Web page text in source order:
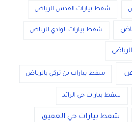
شفط بيارات القدس الرياض
شفط بيارات الوادي الرياض
شفط بيارات بن تركي بالرياض
شفط بيارات حي الرائد
شفط بيارات حي العقيق